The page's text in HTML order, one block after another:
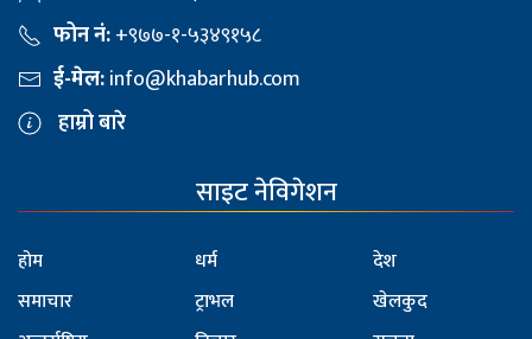
फोन नं:+९७७-१-५३४९१५८
ई-मेल:info@khabarhub.com
हाम्रो बारे
साइट नेविगेशन
होम
समाचार
धर्म
ट्राभल
देश
खेलकुद